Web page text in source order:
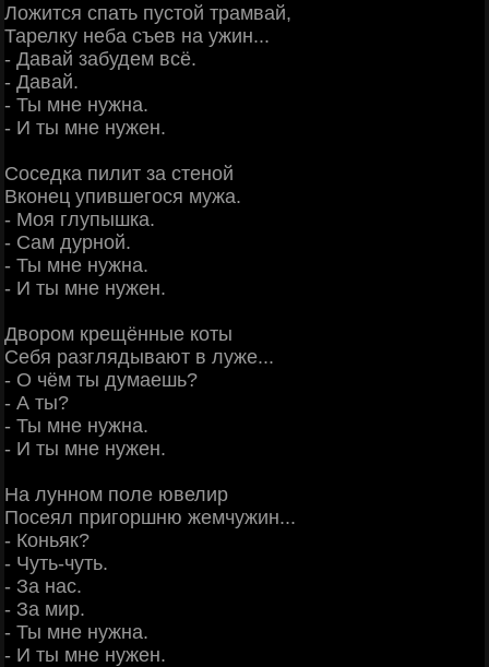
Ложится спать пустой трамвай,
Тарелку неба съев на ужин...
- Давай забудем всё.
- Давай.
- Ты мне нужна.
- И ты мне нужен.
Соседка пилит за стеной
Вконец упившегося мужа.
- Моя глупышка.
- Сам дурной.
- Ты мне нужна.
- И ты мне нужен.
Двором крещённые коты
Себя разглядывают в луже...
- О чём ты думаешь?
- А ты?
- Ты мне нужна.
- И ты мне нужен.
На лунном поле ювелир
Посеял пригоршню жемчужин...
- Коньяк?
- Чуть-чуть.
- За нас.
- За мир.
- Ты мне нужна.
- И ты мне нужен.